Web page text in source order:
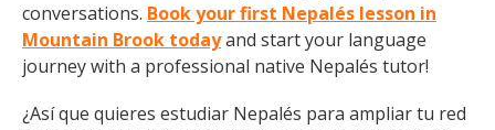
conversations. Book your first Nepalés lesson in
Mountain Brook todayand start your language
journey with a professional native Nepalés tutor!
¿Así que quieres estudiar Nepalés para ampliar tu red